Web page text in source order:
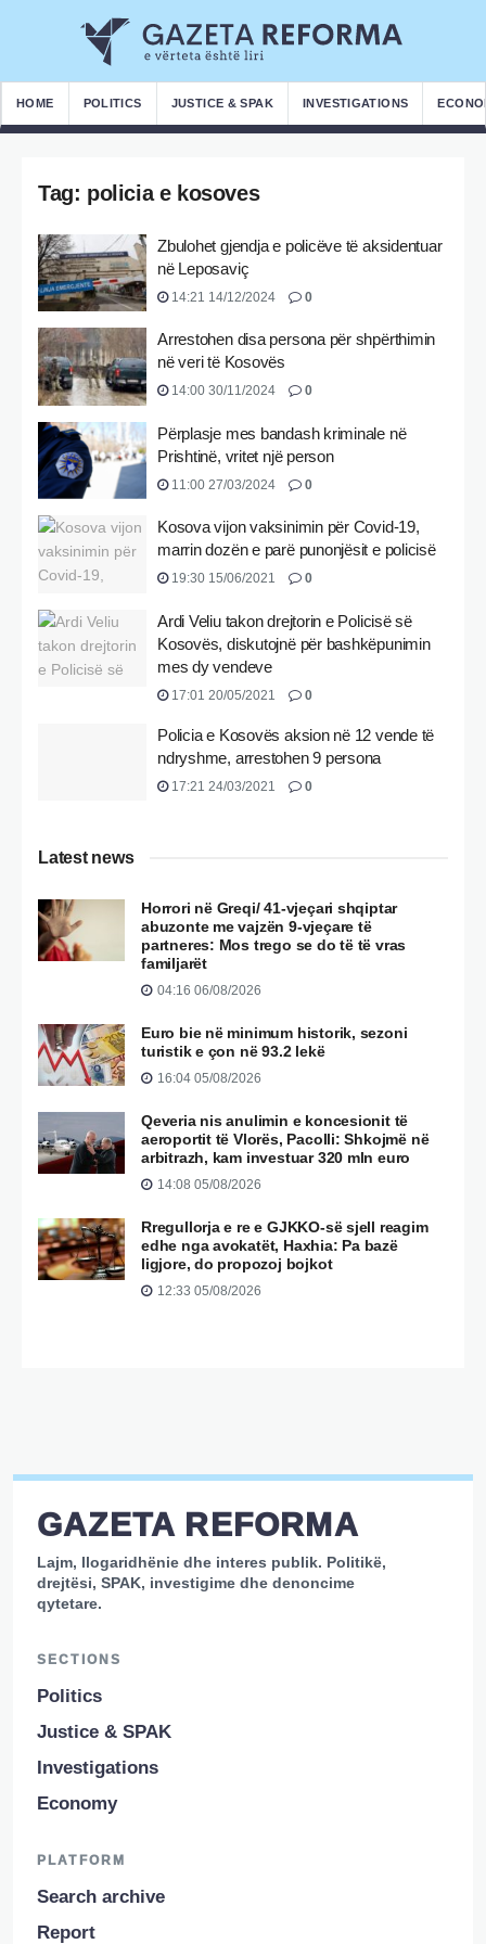
HOME POLITICS JUSTICE & SPAK INVESTIGATIONS
Tag: policia e kosoves
Zbulohet gjendja e policëve të aksidentuar
në Leposaviç
14:21 14/12/2024 0
Arrestohen disa persona për shpërthimin
në veri të Kosovës
14:00 30/11/2024 0
Përplasje mes bandash kriminale në
Prishtinë, vritet një person
11:00 27/03/2024 0
Kosova vijon vaksinimin për Covid-19,
marrin dozën e parë punonjësit e policisë
19:30 15/06/2021 0
Ardi Veliu takon drejtorin e Policisë së
Kosovës, diskutojnë për bashkëpunimin
mes dy vendeve
17:01 20/05/2021 0
Policia e Kosovës aksion në 12 vende të
ndryshme, arrestohen 9 persona
17:21 24/03/2021 0
Latest news
Horrori në Greqi/ 41-vjeçari shqiptar
abuzonte me vajzën 9-vjeçare të
partneres: Mos trego se do të të vras
familjarët
04:16 06/08/2026
Euro bie në minimum historik, sezoni
turistik e çon në 93.2 lekë
16:04 05/08/2026
Qeveria nis anulimin e koncesionit të
aeroportit të Vlorës, Pacolli: Shkojmë në
arbitrazh, kam investuar 320 mln euro
14:08 05/08/2026
Rregullorja e re e GJKKO-së sjell reagim
edhe nga avokatët, Haxhia: Pa bazë
ligjore, do propozoj bojkot
12:33 05/08/2026
GAZETA REFORMA
Lajm, llogaridhënie dhe interes publik. Politikë,
drejtësi, SPAK, investigime dhe denoncime
qytetare.
SECTIONS
Politics
Justice & SPAK
Investigations
Economy
PLATFORM
Search archive
Report